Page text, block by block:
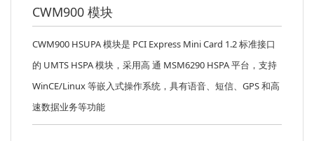
CWM900 模块
CWM900 HSUPA 模块是 PCI Express Mini Card 1.2 标准接口
的 UMTS HSPA 模块，采用高 通 MSM6290 HSPA 平台，支持
WinCE/Linux 等嵌入式操作系统，具有语音、短信、GPS 和高
速数据业务等功能